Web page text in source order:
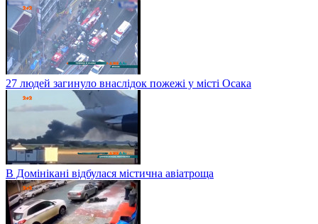
27 людей загинуло внаслідок пожежі у місті Осака
В Домінікані відбулася містична авіатроща